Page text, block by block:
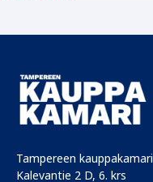
Tampereen kauppakamari
Kalevantie 2 D, 6. krs